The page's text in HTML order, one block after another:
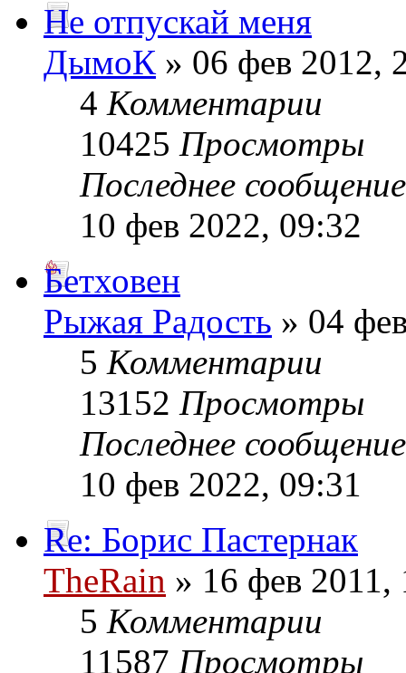
Не отпускай меня
ДымоК » 06 фев 2012,
4 Комментарии
10425 Просмотры
Последнее
10 фев 2022, 09:32
Бетховен
Рыжая Радость » 04
5 Комментарии
13152 Просмотры
Последнее
10 фев 2022, 09:31
Re: Борис Пастернак
TheRain » 16 фев 2011,
5 Комментарии
11587 Просмотры